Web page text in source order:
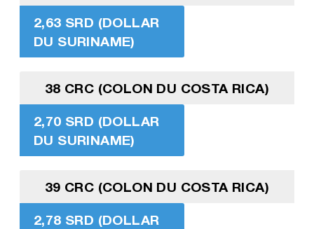
2,63 SRD (DOLLAR
DU SURINAME)
38 CRC (COLON DU COSTA RICA)
2,70 SRD (DOLLAR
DU SURINAME)
39 CRC (COLON DU COSTA RICA)
2,78 SRD (DOLLAR